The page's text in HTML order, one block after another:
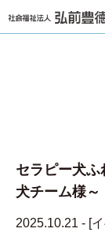
セラピー犬
犬チーム様～
2025.10.21 - [